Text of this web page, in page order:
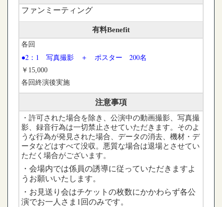
ファンミーティング
有料Benefit
各回
●2：1 写真撮影 ＋ ポスター 200名
￥15,000
各回終演後実施
注意事項
・許可された場合を除き、公演中の動画撮影、写真撮
影、録音行為は一切禁止させていただきます。そのよ
うな行為が発見された場合、データの消去、機材・デ
ータなどはすべて没収。悪質な場合は退場とさせてい
ただく場合がございます。
・会場内では係員の誘導に従っていただきますよ
うお願いいたします。
・お見送り会はチケットの枚数にかかわらず各公
演でお一人さま1回のみです。